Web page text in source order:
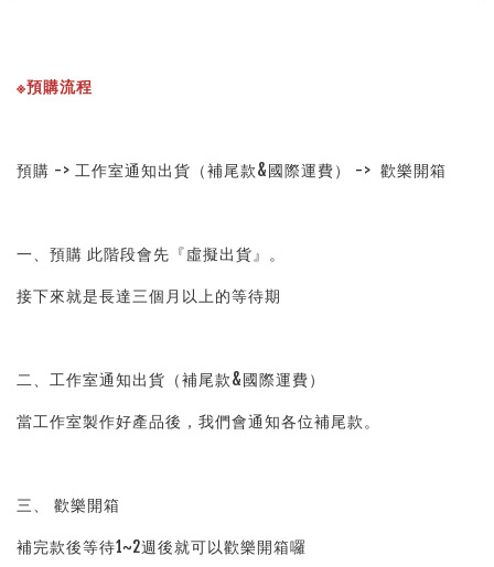
※預購流程
預購 -> 工作室通知出貨（補尾款&國際運費） ->  歡樂開箱
一、預購 此階段會先『虛擬出貨』。
接下來就是長達三個月以上的等待期
二、工作室通知出貨（補尾款&國際運費）
當工作室製作好產品後，我們會通知各位補尾款。
三、 歡樂開箱
補完款後等待1~2週後就可以歡樂開箱囉